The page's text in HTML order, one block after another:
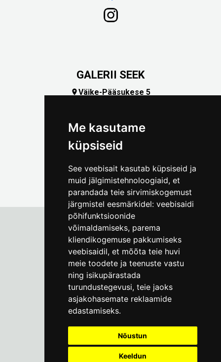
Me kasutame
küpsiseid
See veebisait kasutab küpsiseid ja
muid jälgimistehnoloogiaid, et
parandada teie sirvimiskogemust
järgmistel eesmärkidel: veebisaidi
põhifunktsioonide
võimaldamiseks, parema
kliendikogemuse pakkumiseks
veebisaidil, et mõõta teie huvi
meie toodete ja teenuste vastu
ning isikupärastada
turundustegevusi, teie jaoks
asjakohasemate reklaamide
edastamiseks.
Nõustun
Keeldun
GALERII SEEK
Väike-Pääsukese 5
Tallinna Linnamuuseum
Vene 17
E-R kell 9-17(+372) 610 4178
info@linnamuuseum.ee
Küpsisepoliitika